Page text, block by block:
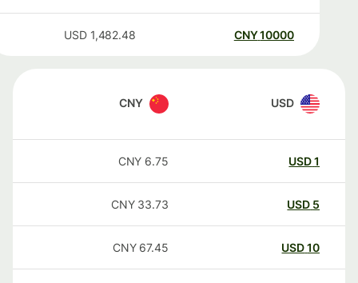
10000
CNY
1,482.48
USD
USD
CNY
USD
6.75
CNY
USD
33.73
CNY
USD
67.45
CNY